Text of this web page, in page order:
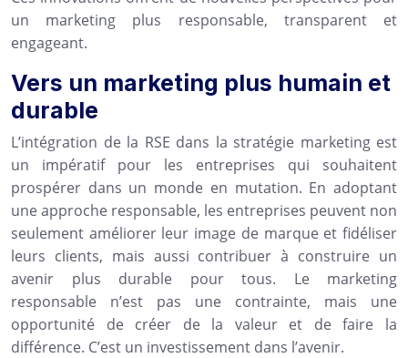
un marketing plus responsable, transparent et
engageant.
Vers un marketing plus humain et
durable
L’intégration de la RSE dans la stratégie marketing est
un impératif pour les entreprises qui souhaitent
prospérer dans un monde en mutation. En adoptant
une approche responsable, les entreprises peuvent non
seulement améliorer leur image de marque et fidéliser
leurs clients, mais aussi contribuer à construire un
avenir plus durable pour tous. Le marketing
responsable n’est pas une contrainte, mais une
opportunité de créer de la valeur et de faire la
différence. C’est un investissement dans l’avenir.